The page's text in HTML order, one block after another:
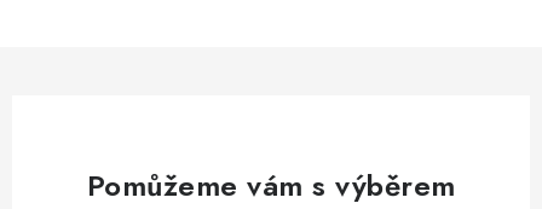
Pomůžeme vám s výběrem